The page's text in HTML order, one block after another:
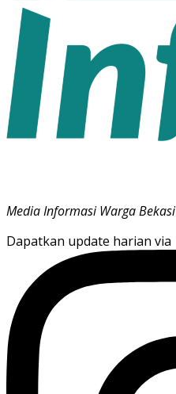
Media Informasi Warga Bekasi
Dapatkan update harian via